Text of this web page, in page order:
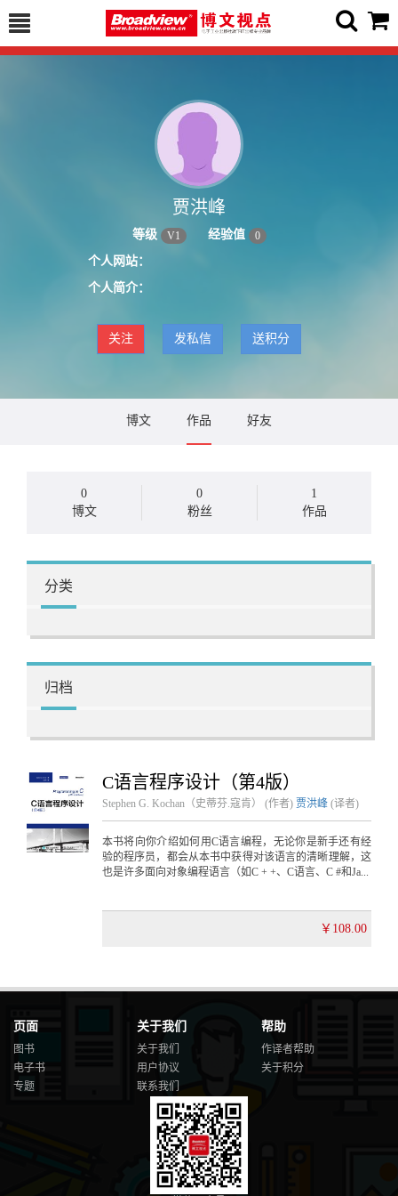
贾洪峰
等级 V1 经验值 0
个人网站：
个人简介：
关注 发私信 送积分
博文 作品 好友
0
博文
0
粉丝
1
作品
分类
归档
C语言程序设计（第4版）
Stephen G. Kochan（史蒂芬.寇肯） (作者) 贾洪峰 (译者)
本书将向你介绍如何用C语言编程，无论你是新手还有经
验的程序员，都会从本书中获得对该语言的清晰理解，这
也是许多面向对象编程语言（如C + +、C语言、C #和Ja...
￥108.00
页面
图书
电子书
专题
关于我们
关于我们
用户协议
联系我们
帮助
作译者帮助
关于积分